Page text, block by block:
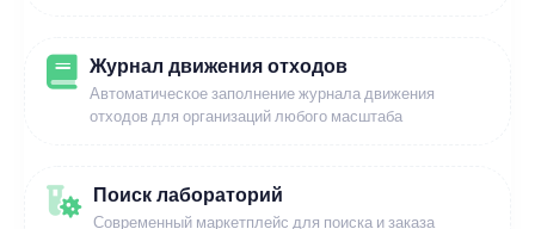
Журнал движения отходов
Автоматическое заполнение журнала движения
отходов для организаций любого масштаба
Поиск лабораторий
Современный маркетплейс для поиска и заказа